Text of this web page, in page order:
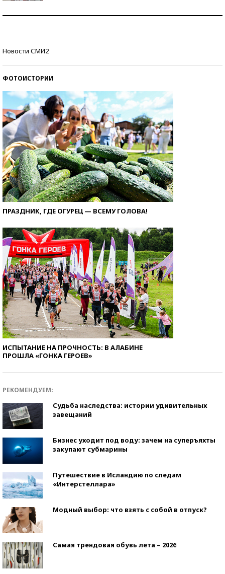
Новости СМИ2
ФОТОИСТОРИИ
ПРАЗДНИК, ГДЕ ОГУРЕЦ — ВСЕМУ ГОЛОВА!
ИСПЫТАНИЕ НА ПРОЧНОСТЬ: В АЛАБИНЕ
ПРОШЛА «ГОНКА ГЕРОЕВ»
РЕКОМЕНДУЕМ:
Судьба наследства: истории удивительных
завещаний
Бизнес уходит под воду: зачем на суперъяхты
закупают субмарины
Путешествие в Исландию по следам
«Интерстеллара»
Модный выбор: что взять с собой в отпуск?
Самая трендовая обувь лета – 2026